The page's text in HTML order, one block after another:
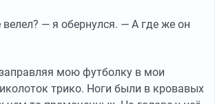
— я обернулся. — А где же он
мою футболку в мои
трико. Ноги были в кровавых